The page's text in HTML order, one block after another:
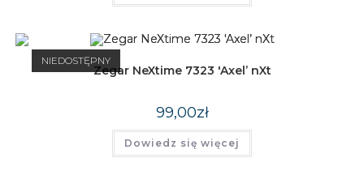
NIEDOSTĘPNY
Zegar NeXtime 7323 'Axel’ nXt
99,00zł
Dowiedz się więcej